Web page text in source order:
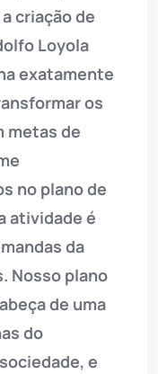
criação de
Loyola
exatamente
os
metas de
no plano de
atividade é
da
Nosso plano
de uma
do
e